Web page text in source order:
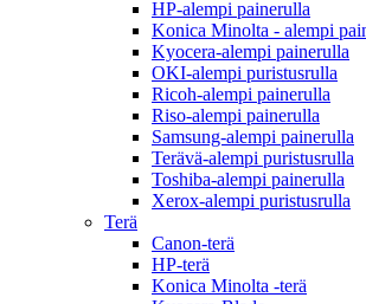
HP-alempi painerulla
Konica Minolta - alempi
Kyocera-alempi painerulla
OKI-alempi puristusrulla
Ricoh-alempi painerulla
Riso-alempi painerulla
Samsung-alempi painerulla
Terävä-alempi puristusrulla
Toshiba-alempi painerulla
Xerox-alempi puristusrulla
Terä
Canon-terä
HP-terä
Konica Minolta -terä